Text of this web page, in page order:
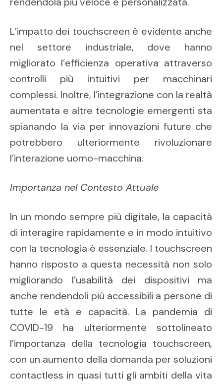
L’impatto dei touchscreen è evidente anche
nel settore industriale, dove hanno
migliorato l’efficienza operativa attraverso
controlli più intuitivi per macchinari
complessi. Inoltre, l’integrazione con la realtà
aumentata e altre tecnologie emergenti sta
spianando la via per innovazioni future che
potrebbero ulteriormente rivoluzionare
l’interazione uomo-macchina.
Importanza nel Contesto Attuale
In un mondo sempre più digitale, la capacità
di interagire rapidamente e in modo intuitivo
con la tecnologia è essenziale. I touchscreen
hanno risposto a questa necessità non solo
migliorando l’usabilità dei dispositivi ma
anche rendendoli più accessibili a persone di
tutte le età e capacità. La pandemia di
COVID-19 ha ulteriormente sottolineato
l’importanza della tecnologia touchscreen,
con un aumento della domanda per soluzioni
contactless in quasi tutti gli ambiti della vita